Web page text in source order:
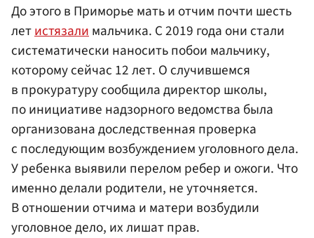
До этого в Приморье мать и отчим почти шесть
летистязалимальчика. С 2019 года они стали
систематически наносить побои мальчику,
которому сейчас 12 лет. О случившемся
в прокуратуру сообщила директор школы,
по инициативе надзорного ведомства была
организована доследственная проверка
с последующим возбуждением уголовного дела.
У ребенка выявили перелом ребер и ожоги. Что
именно делали родители, не уточняется.
В отношении отчима и матери возбудили
уголовное дело, их лишат прав.